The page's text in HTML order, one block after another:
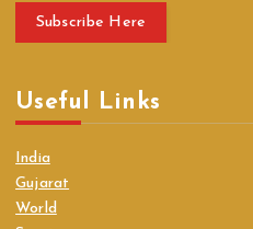
Subscribe Here
Useful Links
India
Gujarat
World